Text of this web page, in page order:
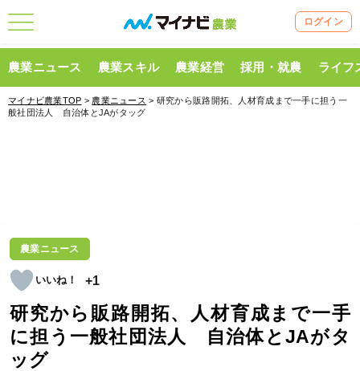
ログイン
農業ニュース 農業スキル 農業経営 採用・就農 ライフ
マイナビ農業TOP > 農業ニュース > 研究から販路開拓、人材育成まで一手に担う一
般社団法人 自治体とJAがタッグ
農業ニュース
+1
研究から販路開拓、人材育成まで一手
に担う一般社団法人 自治体とJAがタ
ッグ